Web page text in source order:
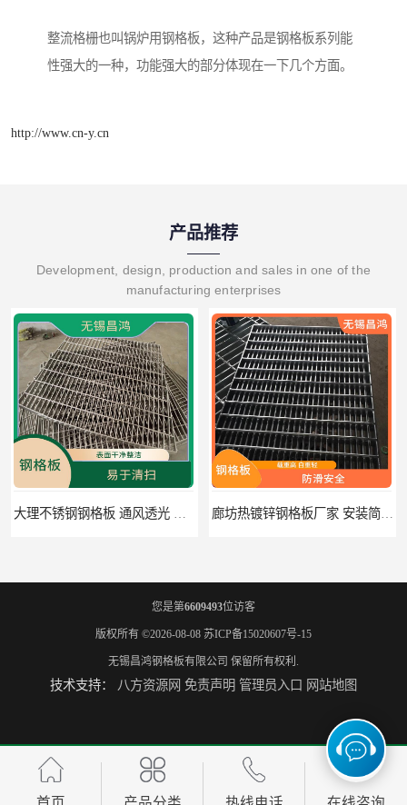
整流格栅也叫锅炉用钢格板，这种产品是钢格板系列能
性强大的一种，功能强大的部分体现在一下几个方面。
http://www.cn-y.cn
产品推荐
Development, design, production and sales in one of the
manufacturing enterprises
连云港钢格板 防滑性能好 设计规范 通风透光
整流格栅供应商 使用方便 结构简单紧凑 泰州供应插接钢格板 无锡昌鸿钢格板有限公司
您是第6609493位访客
版权所有 ©2026-08-08 苏ICP备15020607号-15
无锡昌鸿钢格板有限公司 保留所有权利.
技术支持： 八方资源网 免责声明 管理员入口 网站地图